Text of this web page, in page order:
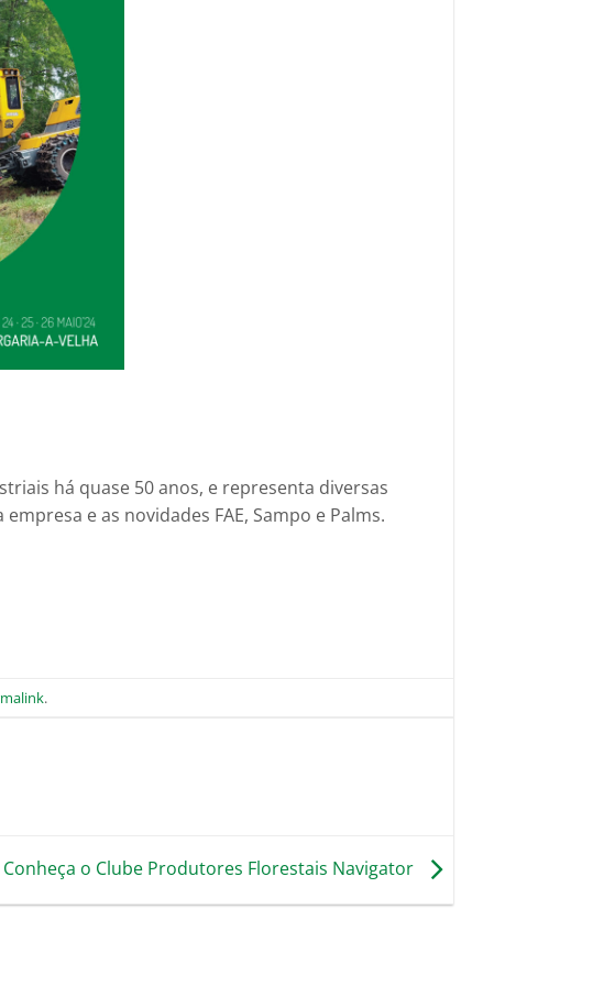
há quase 50 anos, e representa diversas
e as novidades FAE, Sampo e Palms.
.
Conheça o Clube Produtores Florestais Navigator